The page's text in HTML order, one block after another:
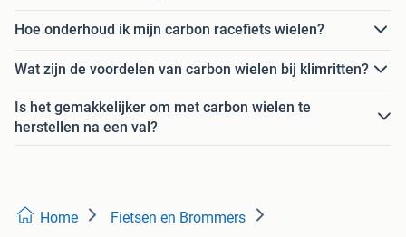
Hoe onderhoud ik mijn carbon racefiets wielen?
Wat zijn de voordelen van carbon wielen bij klimritten?
Is het gemakkelijker om met carbon wielen te
herstellen na een val?
Home Fietsen en Brommers